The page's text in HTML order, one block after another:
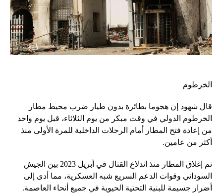
الخرطوم
قال شهود إن هجوما بطائرة بدون طيار ضرب محيط مطار
الخرطوم الدولي في وقت مبكر من يوم الثلاثاء، قبل يوم واحد
من إعادة فتح المطار أمام الرحلات الداخلية للمرة الأولى منذ
أكثر من عامين.
تم إغلاق المطار منذ اندلاع القتال في أبريل 2023 بين الجيش
السوداني وقوات الدعم السريع شبه العسكرية، مما أدى إلى
أضرار جسيمة للبنية التحتية الحيوية في جميع أنحاء العاصمة.